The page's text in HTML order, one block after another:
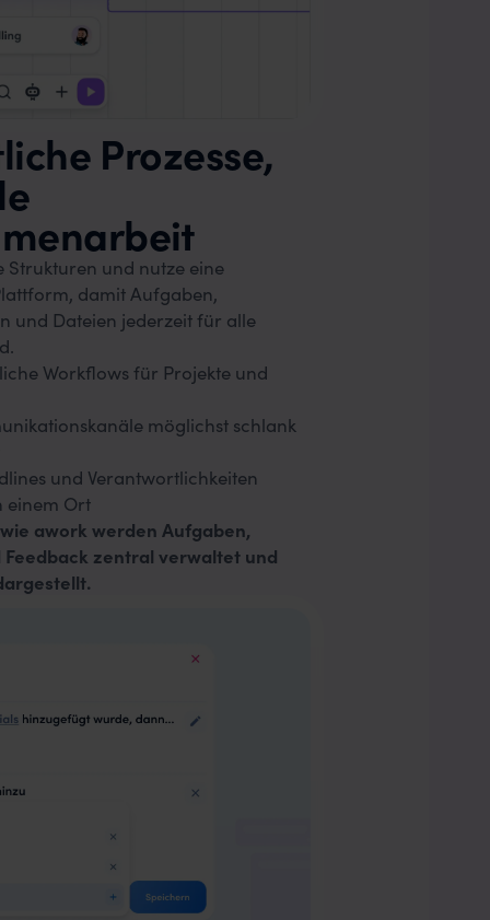
Prozesse,
Strukturen und nutze eine
damit Aufgaben,
und Dateien jederzeit für alle
Workflows für Projekte und
möglichst schlank
und Verantwortlichkeiten
einem Ort
awork werden Aufgaben,
Feedback zentral verwaltet und